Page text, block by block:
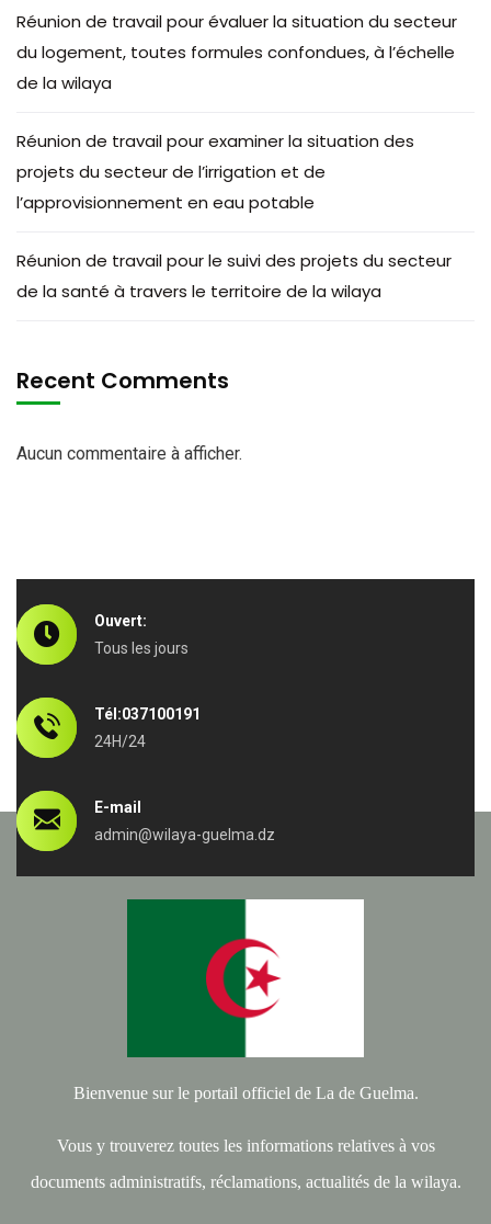
Réunion de travail pour évaluer la situation du secteur
du logement, toutes formules confondues, à l’échelle
de la wilaya
Réunion de travail pour examiner la situation des
projets du secteur de l’irrigation et de
l’approvisionnement en eau potable
Réunion de travail pour le suivi des projets du secteur
de la santé à travers le territoire de la wilaya
Recent Comments
Aucun commentaire à afficher.
Ouvert:
Tous les jours
Tél:037100191
24H/24
E-mail
admin@wilaya-guelma.dz
Bienvenue sur le portail officiel de La de Guelma.
Vous y trouverez toutes les informations relatives à vos
documents administratifs, réclamations, actualités de la wilaya.